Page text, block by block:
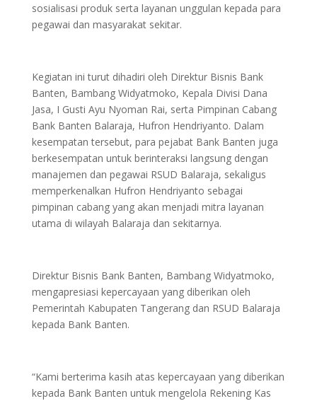
sosialisasi produk serta layanan unggulan kepada para
pegawai dan masyarakat sekitar.
Kegiatan ini turut dihadiri oleh Direktur Bisnis Bank
Banten, Bambang Widyatmoko, Kepala Divisi Dana
Jasa, I Gusti Ayu Nyoman Rai, serta Pimpinan Cabang
Bank Banten Balaraja, Hufron Hendriyanto. Dalam
kesempatan tersebut, para pejabat Bank Banten juga
berkesempatan untuk berinteraksi langsung dengan
manajemen dan pegawai RSUD Balaraja, sekaligus
memperkenalkan Hufron Hendriyanto sebagai
pimpinan cabang yang akan menjadi mitra layanan
utama di wilayah Balaraja dan sekitarnya.
Direktur Bisnis Bank Banten, Bambang Widyatmoko,
mengapresiasi kepercayaan yang diberikan oleh
Pemerintah Kabupaten Tangerang dan RSUD Balaraja
kepada Bank Banten.
“Kami berterima kasih atas kepercayaan yang diberikan
kepada Bank Banten untuk mengelola Rekening Kas